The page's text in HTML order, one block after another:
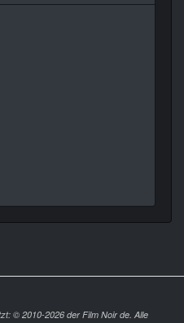
© 2010-2026 der Film Noir de. Alle